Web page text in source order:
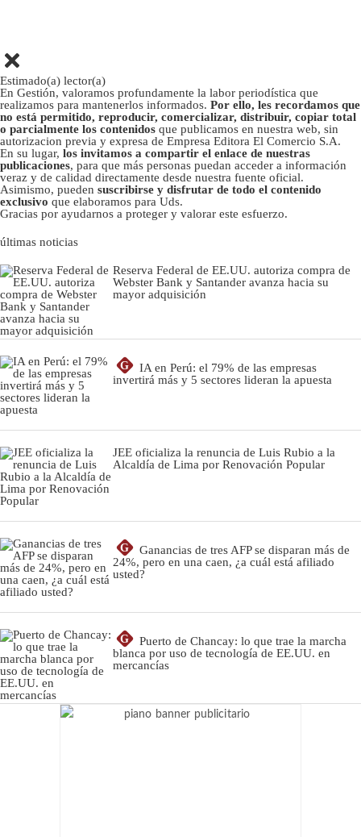
Estimado(a) lector(a)
En Gestión, valoramos profundamente la labor periodística que
realizamos para mantenerlos informados. Por ello, les recordamos que
no está permitido, reproducir, comercializar, distribuir, copiar total
o parcialmente los contenidos que publicamos en nuestra web, sin
autorizacion previa y expresa de Empresa Editora El Comercio S.A.
En su lugar, los invitamos a compartir el enlace de nuestras
publicaciones, para que más personas puedan acceder a información
veraz y de calidad directamente desde nuestra fuente oficial.
Asimismo, pueden suscribirse y disfrutar de todo el contenido
exclusivo que elaboramos para Uds.
Gracias por ayudarnos a proteger y valorar este esfuerzo.
últimas noticias
Reserva Federal de EE.UU. autoriza compra de
Webster Bank y Santander avanza hacia su
mayor adquisición
G
IA en Perú: el 79% de las empresas
invertirá más y 5 sectores lideran la apuesta
JEE oficializa la renuncia de Luis Rubio a la
Alcaldía de Lima por Renovación Popular
G
Ganancias de tres AFP se disparan más de
24%, pero en una caen, ¿a cuál está afiliado
usted?
G
Puerto de Chancay: lo que trae la marcha
blanca por uso de tecnología de EE.UU. en
mercancías